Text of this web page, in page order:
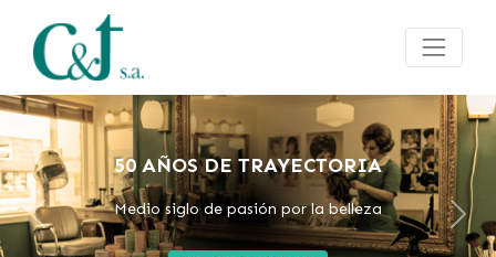
FOX ION 3
Ahora tambien en color Rojo
Previous Next